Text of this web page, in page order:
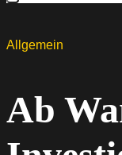
Allgemein
Ab